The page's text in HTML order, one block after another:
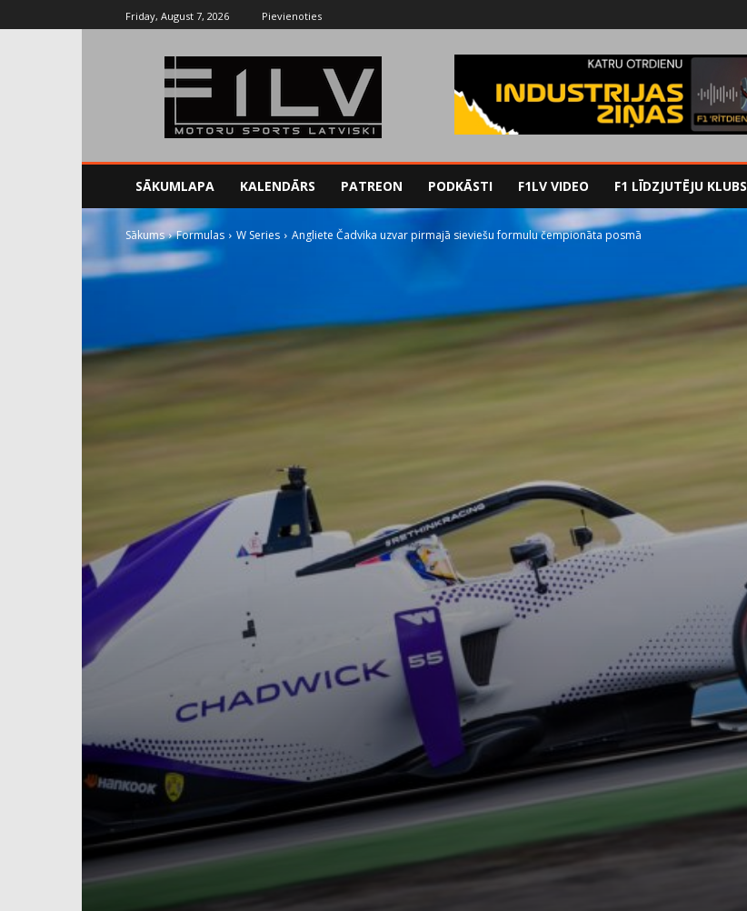
Friday, August 7, 2026 Pievienoties
SĀKUMLAPA KALENDĀRS PATREON PODKĀSTI F1LV VIDEO F1 LĪDZJUTĒJU KLUBS
Sākums Formulas W Series Angliete Čadvika uzvar pirmajā sieviešu formulu čempionāta posmā